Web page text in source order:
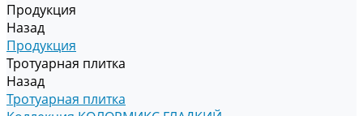
Продукция
Назад
Продукция
Тротуарная плитка
Назад
Тротуарная плитка